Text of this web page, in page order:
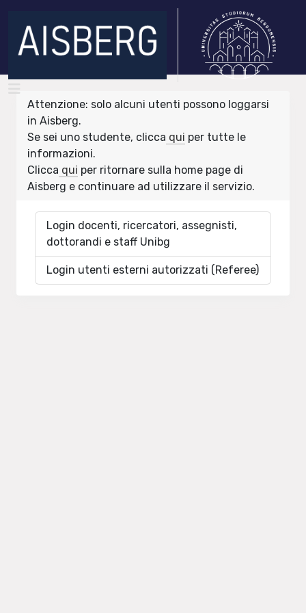
Attenzione: solo alcuni utenti possono loggarsi
in Aisberg.
Se sei uno studente, clicca qui per tutte le
informazioni.
Clicca qui per ritornare sulla home page di
Aisberg e continuare ad utilizzare il servizio.
Login docenti, ricercatori, assegnisti,
dottorandi e staff Unibg
Login utenti esterni autorizzati (Referee)